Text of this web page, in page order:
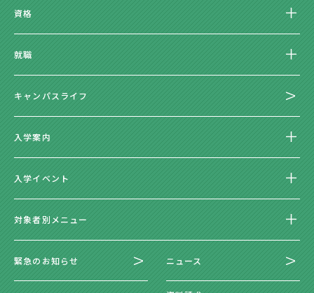
資格
就職
キャンパスライフ
入学案内
入学イベント
対象者別メニュー
緊急のお知らせ ニュース